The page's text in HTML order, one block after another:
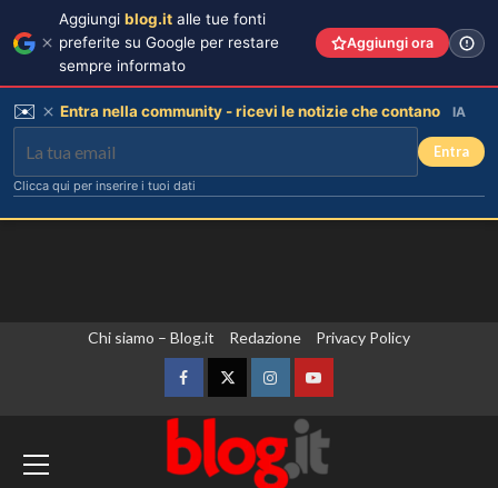
Chi siamo – Blog.it Redazione Privacy Policy
FacebookTwitterInstagramYouTube
Aggiungi blog.it alle tue fonti
preferite su Google per restare
sempre informato
Aggiungi ora
✉️ Entra nella community - ricevi le notizie che contano IA
Entra
Clicca qui per inserire i tuoi dati